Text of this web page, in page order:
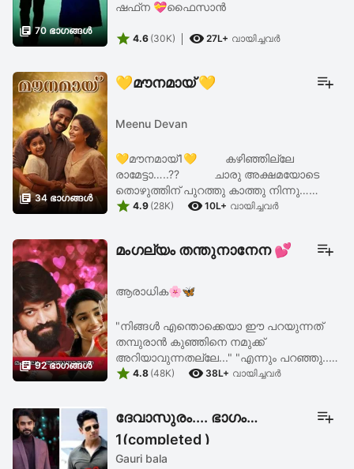
 70 ഭാഗങ്ങള്‍
ഷഫ്‌ന 💝ഫൈസാൻ
 4.6 (30K)  27L+ വായിച്ചവര്‍
 34 ഭാഗങ്ങള്‍
💛മൗനമായ് 💛
Meenu Devan
💛മൗനമായ്1💛 കഴിഞ്ഞില്ലേ
രാമേട്ടാ…..?? ചാരു അക്ഷമയോടെ
തൊഴുത്തിന് പുറത്തു കാത്തു നിന്നു…
ഇടക്കിടക്ക് ഉള്ളിലേക്ക് തലയിട്ട്
 4.9 (28K)  10L+ വായിച്ചവര്‍
 92 ഭാഗങ്ങള്‍
മംഗല്യം തന്തുനാനേന 💕
ആരാധിക🌸🦋
"നിങ്ങൾ എന്തൊക്കെയാ ഈ പറയുന്നത്
തമ്പുരാൻ കുഞ്ഞിനെ നമുക്ക്
അറിയാവുന്നതല്ലേ..." "എന്നും പറഞ്ഞു..
ആ കൊച്ചിന്റെ മുഖത്തോട്ട് നോക്ക്. പാവം "
 4.8 (48K)  38L+ വായിച്ചവര്‍
ദേവാസുരം.... ഭാഗം
1(completed )
Gauri bala